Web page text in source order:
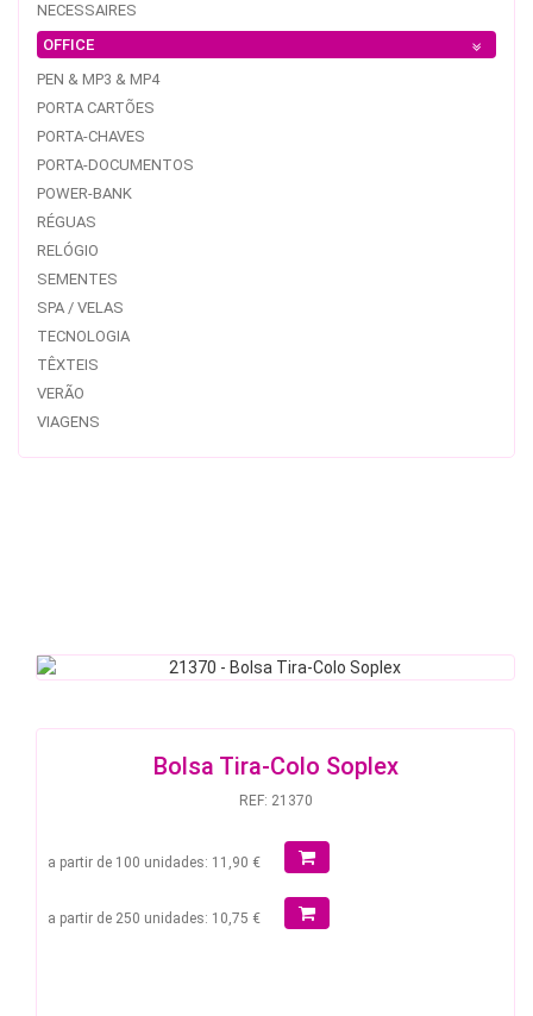
NECESSAIRES
OFFICE
PEN & MP3 & MP4
PORTA CARTÕES
PORTA-CHAVES
PORTA-DOCUMENTOS
POWER-BANK
RÉGUAS
RELÓGIO
SEMENTES
SPA / VELAS
TECNOLOGIA
TÊXTEIS
VERÃO
VIAGENS
Bolsa Tira-Colo Soplex
REF: 21370
a partir de 100 unidades: 11,90 €
a partir de 250 unidades: 10,75 €